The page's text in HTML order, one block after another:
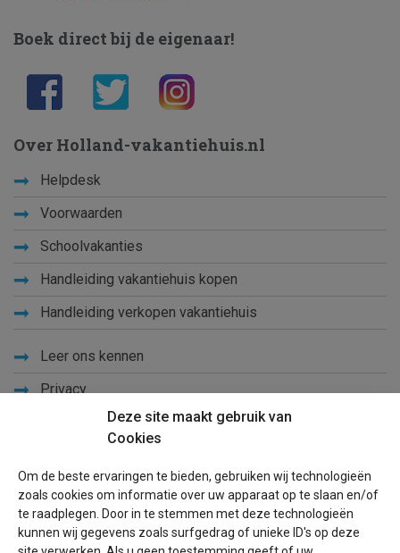
Deze site maakt gebruik van
Cookies
Om de beste ervaringen te bieden, gebruiken wij technologieën
zoals cookies om informatie over uw apparaat op te slaan en/of
te raadplegen. Door in te stemmen met deze technologieën
kunnen wij gegevens zoals surfgedrag of unieke ID's op deze
Boek direct bij de eigenaar!
Over Holland-vakantiehuis.nl
Helpdesk
Voorwaarden
Schoolvakanties
Handleiding vakantiehuis kopen
Handleiding verkopen vakantiehuis
Leer ons kennen
Privacy
Blog
Voor eigenaren